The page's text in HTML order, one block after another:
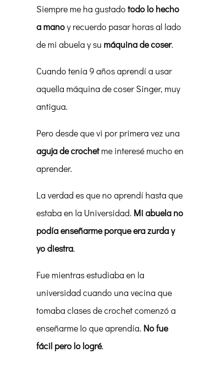
Siempre me ha gustado todo lo hecho
a manoy recuerdo pasar horas al lado
de mi abuela y su máquina de coser.
Cuando tenía 9 años aprendí a usar
aquella máquina de coser Singer, muy
antigua.
Pero desde que vi por primera vez una
aguja de crochetme interesé mucho en
aprender.
La verdad es que no aprendí hasta que
estaba en la Universidad. Mi abuela no
podía enseñarme porque era zurda y
yo diestra.
Fue mientras estudiaba en la
universidad cuando una vecina que
tomaba clases de crochet comenzó a
enseñarme lo que aprendía. No fue
fácil pero lo logré.